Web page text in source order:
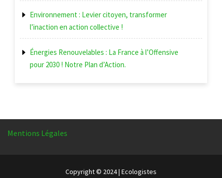
Environnement : Levier citoyen, transformer
l’inaction en action collective !
Énergies Renouvelables : La France à l’Offensive
pour 2030 ! Notre Plan d’Action.
Mentions Légales
Copyright © 2024 | Ecologistes